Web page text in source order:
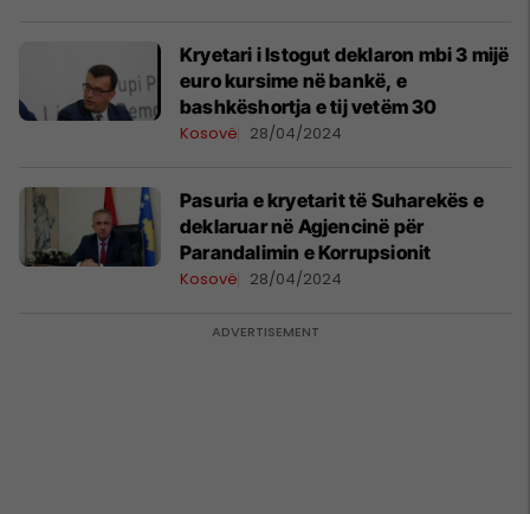
Kryetari i Istogut deklaron mbi 3 mijë
euro kursime në bankë, e
bashkëshortja e tij vetëm 30
Kosovë 28/04/2024
Pasuria e kryetarit të Suharekës e
deklaruar në Agjencinë për
Parandalimin e Korrupsionit
Kosovë 28/04/2024